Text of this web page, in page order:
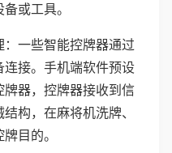
或工具。
一些智能控牌器通过
接。手机端软件预设
器，控牌器接收到信
构，在麻将机洗牌、
目的。